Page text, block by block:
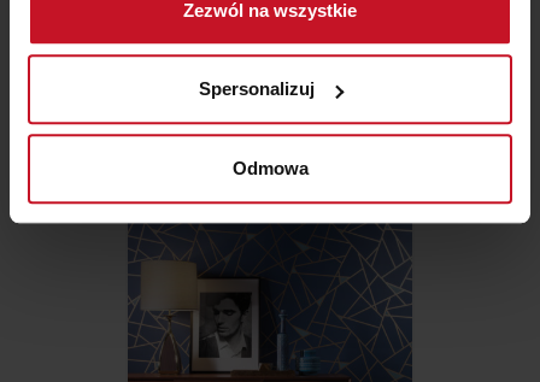
geograficznej z dokładnością nawet do kilku metrów
Identyfikować Twoje urządzenie, aktywnie
(fingerprinting, czyli wirtualny odcisk palca)
Dowiedz się więcej odnośnie tego, jak Twoje osobiste
dane są przetwarzane oraz ustaw własne preferencje w
zmienić lub wycofać swoją zgodę w dowolnej chwili.
Wykorzystujemy pliki cookie do spersonalizowania treści
i reklam, aby oferować funkcje społecznościowe i
analizować ruch w naszej witrynie. Informacje o tym, jak
korzystasz z naszej witryny, udostępniamy partnerom
Zezwól na wszystkie
Spersonalizuj
Odmowa
TAPETA NOWOCZESNA
KWIATY MODERN ART
375,90 ZŁ